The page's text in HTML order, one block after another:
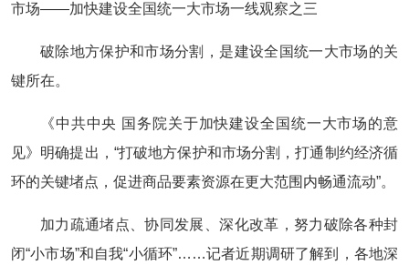
市场——加快建设全国统一大市场一线观察之三
破除地方保护和市场分割，是建设全国统一大市场的关
键所在。
《中共中央 国务院关于加快建设全国统一大市场的意
见》明确提出，“打破地方保护和市场分割，打通制约经济循
环的关键堵点，促进商品要素资源在更大范围内畅通流动”。
加力疏通堵点、协同发展、深化改革，努力破除各种封
闭“小市场”和自我“小循环”……记者近期调研了解到，各地深